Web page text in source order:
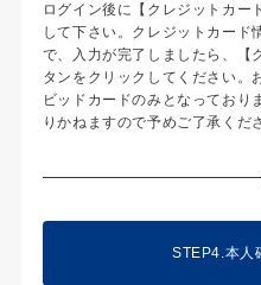
ログイン後に【クレジットカー
して下さい。クレジットカード
で、入力が完了しましたら、【
タンをクリックしてください。
ビッドカードのみとなっており
りかねますので予めご了承くだ
STEP4.本人